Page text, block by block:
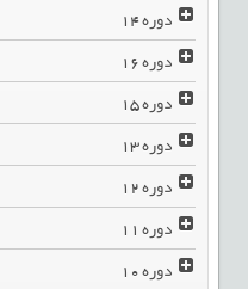
دوره14
دوره16
دوره15
دوره13
دوره12
دوره11
دوره10